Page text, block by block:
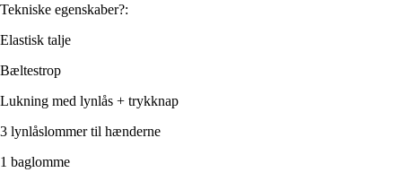
Tekniske egenskaber?:
Elastisk talje
Bæltestrop
Lukning med lynlås + trykknap
3 lynlåslommer til hænderne
1 baglomme